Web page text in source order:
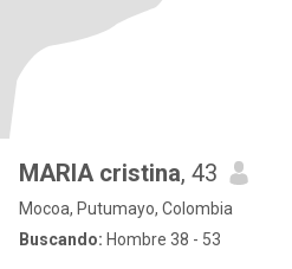
MARIA cristina, 43
Mocoa, Putumayo, Colombia
Buscando: Hombre 38 - 53